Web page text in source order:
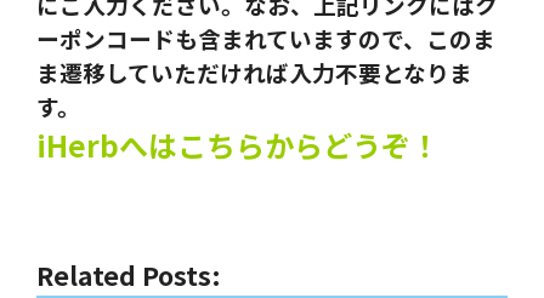
ーポンコードも含まれていますので、このま
ま遷移していただければ入力不要となりま
す。
iHerbへはこちらからどうぞ！
Related Posts: